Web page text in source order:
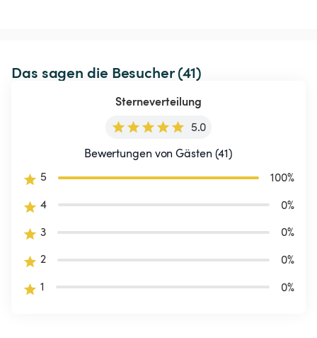
Das sagen die Besucher (41)
Sterneverteilung
5.0
Bewertungen von Gästen (41)
5
100%
4
0%
3
0%
2
0%
1
0%